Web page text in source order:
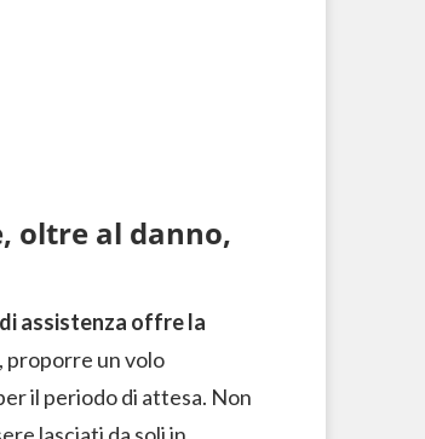
oltre al danno,
assistenza offre la
proporre un volo
il periodo di attesa. Non